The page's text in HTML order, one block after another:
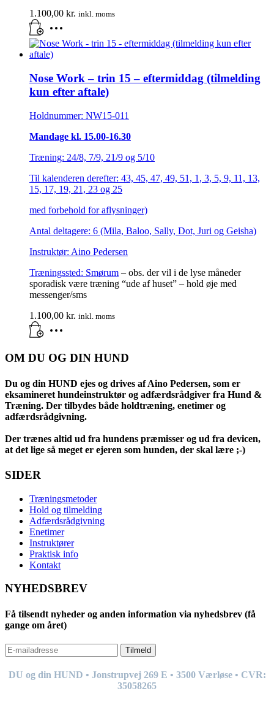
1.100,00 kr. inkl. moms
Nose Work – trin 15 – eftermiddag (tilmelding
kun efter aftale)
Holdnummer: NW15-011
Mandage kl. 15.00-16.30
Træning: 24/8, 7/9, 21/9 og 5/10
Til kalenderen derefter: 43, 45, 47, 49, 51, 1, 3, 5, 9, 11, 13,
15, 17, 19, 21, 23 og 25
med forbehold for aflysninger)
Antal deltagere: 6 (Mila, Baloo, Sally, Dot, Juri og Geisha)
Instruktør: Aino Pedersen
Træningssted: Smørum – obs. der vil i de lyse måneder
sporadisk være træning “ude af huset” – hold øje med
messenger/sms
1.100,00 kr. inkl. moms
OM DU OG DIN HUND
Du og din HUND ejes og drives af Aino Pedersen, som er
eksamineret hundeinstruktør og adfærdsrådgiver fra Hund &
Træning. Der tilbydes både holdtræning, enetimer og
adfærdsrådgivning.
Der trænes altid ud fra hundens præmisser og ud fra devicen,
at det lige så meget er ejeren som hunden, der skal lære ;-)
SIDER
Træningsmetoder
Hold og tilmelding
Adfærdsrådgivning
Enetimer
Instruktører
Praktisk info
Kontakt
NYHEDSBREV
Få tilsendt nyheder og anden information via nyhedsbrev (få
gange om året)
Tilmeld
DU og din HUND • Jonstrupvej 269 E • 3500 Værløse • CVR:
35058265